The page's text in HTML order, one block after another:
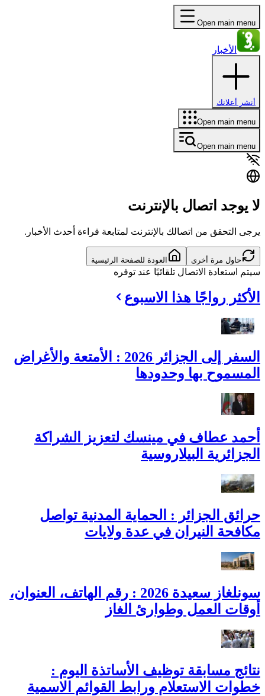
Open main menu
الأخبار
أنشر أعلانك
Open main menu
Open main menu
لا يوجد اتصال بالإنترنت
يرجى التحقق من اتصالك بالإنترنت لمتابعة قراءة أحدث الأخبار.
حاول مرة أخرى العودة للصفحة الرئيسية
سيتم استعادة الاتصال تلقائيًا عند توفره
الأكثر رواجًا هذا الاسبوع
السفر إلى الجزائر 2026 : الأمتعة والأغراض
المسموح بها وحدودها
أحمد عطاف في مينسك لتعزيز الشراكة
الجزائرية البيلاروسية
حرائق الجزائر : الحماية المدنية تواصل
مكافحة النيران في عدة ولايات
سونلغاز سعيدة 2026 : رقم الهاتف، العنوان،
أوقات العمل وطوارئ الغاز
نتائج مسابقة توظيف الأساتذة اليوم :
خطوات الاستعلام ورابط القوائم الاسمية